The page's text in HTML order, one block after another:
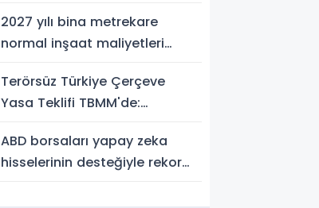
2027 yılı bina metrekare
normal inşaat maliyetleri
Terörsüz Türkiye Çerçeve
Yasa Teklifi TBMM'de:
ABD borsaları yapay zeka
hisselerinin desteğiyle rekor